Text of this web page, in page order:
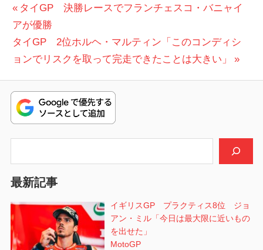
投
稿
ナ
ビ
ゲ
ー
ン
前
の
投
稿:
タイGP 決勝レースでフランチェスコ・バニャイ
アが優勝
次
の
稿:
タイGP 2位ホルヘ・マルティン「このコンディシ
ョンでリスクを取って完走できたことは大きい」
最新記事
イギリスGP プラクティス8位 ジョ
アン・ミル「今日は最大限に近いもの
を出せた」
MotoGP